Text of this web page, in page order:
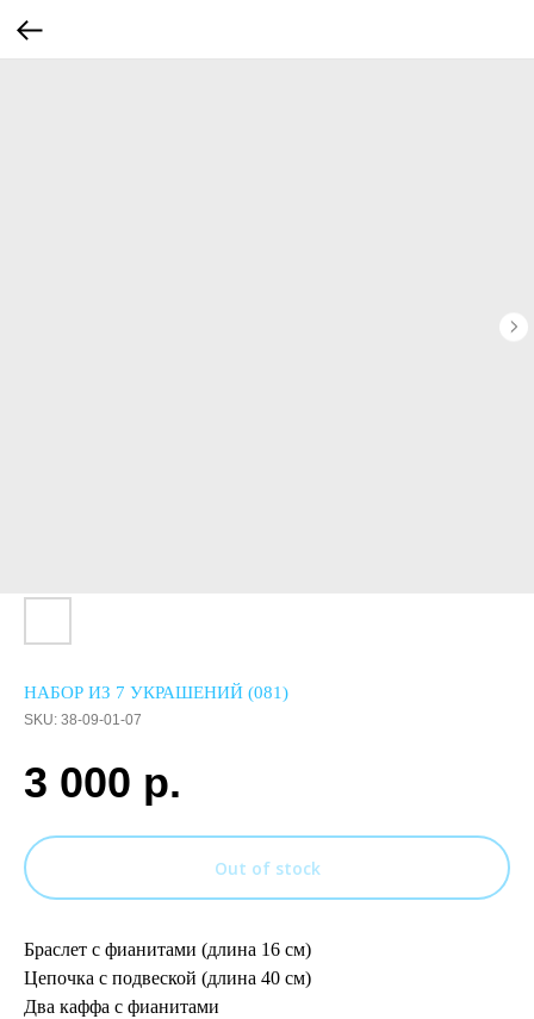
НАБОР ИЗ 7 УКРАШЕНИЙ (081)
SKU: 38-09-01-07
3 000 р.
Out of stock
Браслет с фианитами (длина 16 см)
Цепочка с подвеской (длина 40 см)
Два каффа с фианитами